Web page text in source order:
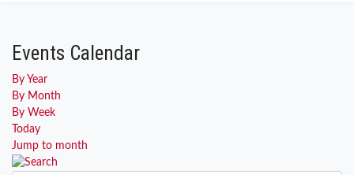
Events Calendar
By Year
By Month
By Week
Today
Jump to month